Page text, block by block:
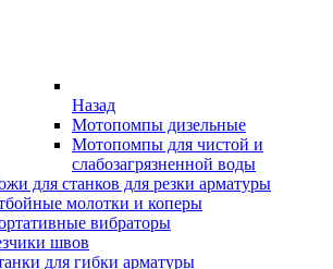
Назад
Мотопомпы дизельные
Мотопомпы для чистой и
слабозагрязненной воды
для станков для резки арматуры
молотки и коперы
вибраторы
швов
для гибки арматуры